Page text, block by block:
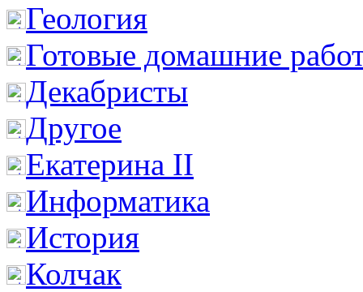
Геология
Готовые домашние
Декабристы
Другое
Екатерина II
Информатика
История
Колчак